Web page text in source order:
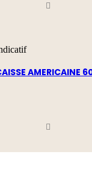
AMERICAINE